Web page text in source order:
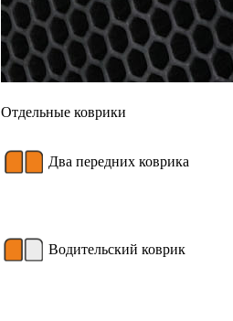
Отдельные коврики
Два передних коврика
Водительский коврик